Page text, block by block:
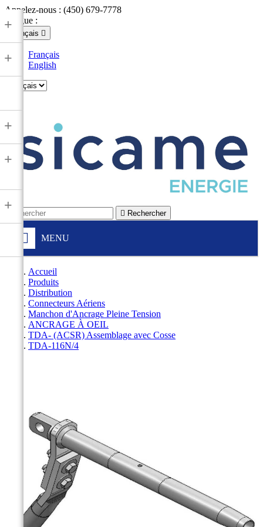
Appelez-nous : (450) 679-7778
Langue :
Français 
Français
English
 Rechercher
MENU
+
+
+
+
+
Accueil
Produits
Distribution
Connecteurs Aériens
Manchon d'Ancrage Pleine Tension
ANCRAGE À OEIL
TDA- (ACSR) Assemblage avec Cosse
TDA-116N/4